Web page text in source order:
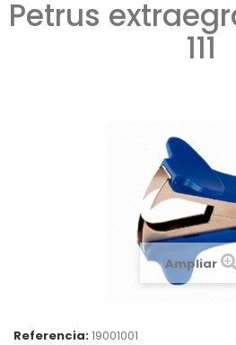
Petrus
111
Ampliar
Referencia:19001001